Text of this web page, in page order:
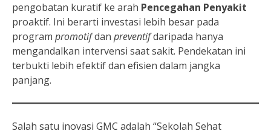
pengobatan kuratif ke arah Pencegahan Penyakit
proaktif. Ini berarti investasi lebih besar pada
program promotifdan preventifdaripada hanya
mengandalkan intervensi saat sakit. Pendekatan ini
terbukti lebih efektif dan efisien dalam jangka
panjang.
Salah satu inovasi GMC adalah “Sekolah Sehat